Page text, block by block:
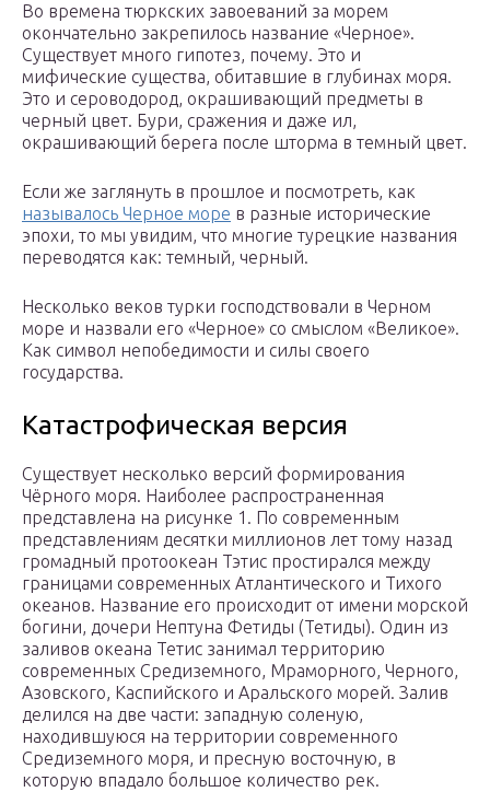
Во времена тюркских завоеваний за морем
окончательно закрепилось название «Черное».
Существует много гипотез, почему. Это и
мифические существа, обитавшие в глубинах моря.
Это и сероводород, окрашивающий предметы в
черный цвет. Бури, сражения и даже ил,
окрашивающий берега после шторма в темный цвет.
Если же заглянуть в прошлое и посмотреть, как
называлось Черное море в разные исторические
эпохи, то мы увидим, что многие турецкие названия
переводятся как: темный, черный.
Несколько веков турки господствовали в Черном
море и назвали его «Черное» со смыслом «Великое».
Как символ непобедимости и силы своего
государства.
Катастрофическая версия
Существует несколько версий формирования
Чёрного моря. Наиболее распространенная
представлена на рисунке 1. По современным
представлениям десятки миллионов лет тому назад
громадный протоокеан Тэтис простирался между
границами современных Атлантического и Тихого
океанов. Название его происходит от имени морской
богини, дочери Нептуна Фетиды (Тетиды). Один из
заливов океана Тетис занимал территорию
современных Средиземного, Мраморного, Черного,
Азовского, Каспийского и Аральского морей. Залив
делился на две части: западную соленую,
находившуюся на территории современного
Средиземного моря, и пресную восточную, в
которую впадало большое количество рек.